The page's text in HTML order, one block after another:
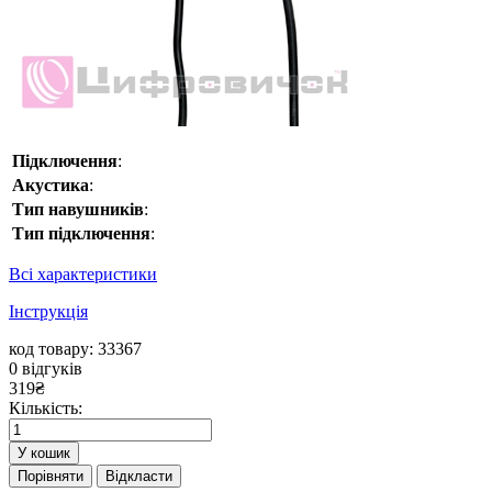
Підключення:
Акустика:
Тип навушників:
Тип підключення:
Всі характеристики
Інструкція
код товару: 33367
0 відгуків
319₴
Кількість:
У кошик
Порівняти
Відкласти